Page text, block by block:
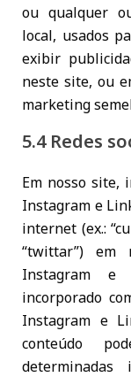
ou qualquer
local, usados
exibir
neste site, ou
marketing
5.4 Redes
Em nosso site,
Instagram e
internet (ex.:
“twittar”) em
Instagram e
incorporado
Instagram e
conteúdo
determinadas